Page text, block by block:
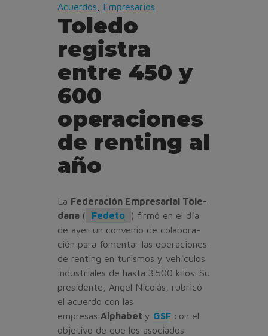
Acuerdos Empresarios
Toledo
registra
entre 450 y
600
operaciones
de renting al
año
La Federación Empresarial Tole­
dana ( Fedeto
) firmó en el día
de ayer un convenio de colabora­
ción para fomentar las operacio­nes
de renting en turismos y vehículos
industriales de hasta 3.500 kilos. Su
presidente, Angel Nicolás, rubricó
el acuerdo con las
empresas Alphabet y GSF con el
objetivo de que los aso­ciados